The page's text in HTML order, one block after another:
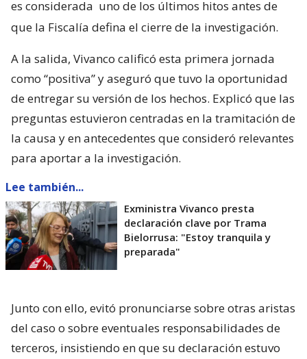
es considerada uno de los últimos hitos antes de
que la Fiscalía defina el cierre de la investigación.
A la salida, Vivanco calificó esta primera jornada
como “positiva” y aseguró que tuvo la oportunidad
de entregar su versión de los hechos. Explicó que las
preguntas estuvieron centradas en la tramitación de
la causa y en antecedentes que consideró relevantes
para aportar a la investigación.
Lee también...
Exministra Vivanco presta
declaración clave por Trama
Bielorrusa: "Estoy tranquila y
preparada"
Junto con ello, evitó pronunciarse sobre otras aristas
del caso o sobre eventuales responsabilidades de
terceros, insistiendo en que su declaración estuvo